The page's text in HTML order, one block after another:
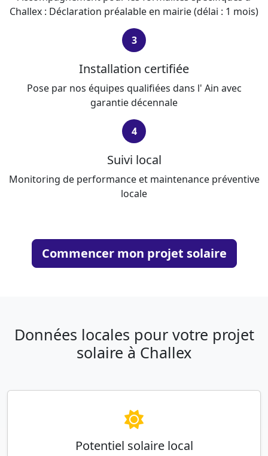
Challex : Déclaration préalable en mairie (délai : 1 mois)
3
Installation certifiée
Pose par nos équipes qualifiées dans l' Ain avec
garantie décennale
4
Suivi local
Monitoring de performance et maintenance préventive
locale
Commencer mon projet solaire
Données locales pour votre projet
solaire à Challex
Potentiel solaire local